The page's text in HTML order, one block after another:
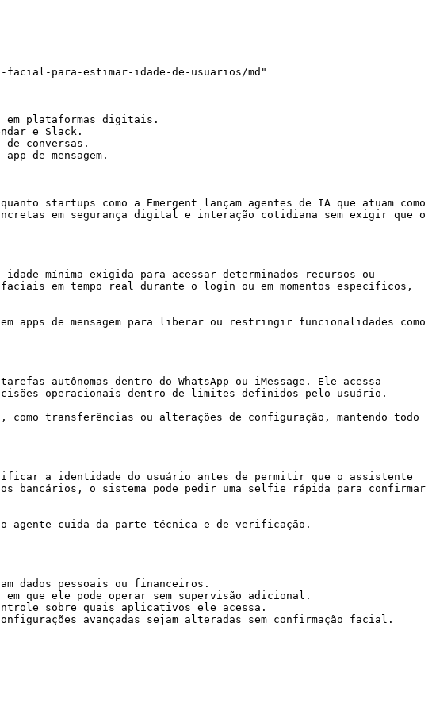
facial-para-estimar-idade-de-usuarios/md"
em plataformas digitais.
e Slack.
conversas.
de mensagem.
startups como a Emergent lançam agentes de IA que atuam como
em segurança digital e interação cotidiana sem exigir que o
mínima exigida para acessar determinados recursos ou
em tempo real durante o login ou em momentos específicos,
apps de mensagem para liberar ou restringir funcionalidades como
autônomas dentro do WhatsApp ou iMessage. Ele acessa
decisões operacionais dentro de limites definidos pelo usuário.
transferências ou alterações de configuração, mantendo todo
a identidade do usuário antes de permitir que o assistente
bancários, o sistema pode pedir uma selfie rápida para confirmar
o agente cuida da parte técnica e de verificação.
dados pessoais ou financeiros.
que ele pode operar sem supervisão adicional.
sobre quais aplicativos ele acessa.
avançadas sejam alteradas sem confirmação facial.